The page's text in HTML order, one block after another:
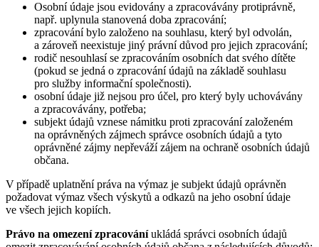
Osobní údaje jsou evidovány a zpracovávány protiprávně,
např. uplynula stanovená doba zpracování;
zpracování bylo založeno na souhlasu, který byl odvolán,
a zároveň neexistuje jiný právní důvod pro jejich zpracování;
rodič nesouhlasí se zpracováním osobních dat svého dítěte
(pokud se jedná o zpracování údajů na základě souhlasu
pro služby informační společnosti).
osobní údaje již nejsou pro účel, pro který byly uchovávány
a zpracovávány, potřeba;
subjekt údajů vznese námitku proti zpracování založeném
na oprávněných zájmech správce osobních údajů a tyto
oprávněné zájmy nepřeváží zájem na ochraně osobních údajů
občana.
V případě uplatnění práva na výmaz je subjekt údajů oprávněn
požadovat výmaz všech výskytů a odkazů na jeho osobní údaje
ve všech jejich kopiích.
Právo na omezení zpracováníukládá správci osobních údajů